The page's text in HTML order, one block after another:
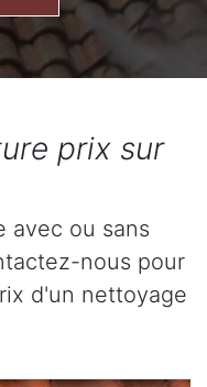
prix sur
avec ou sans
nous pour
d'un nettoyage